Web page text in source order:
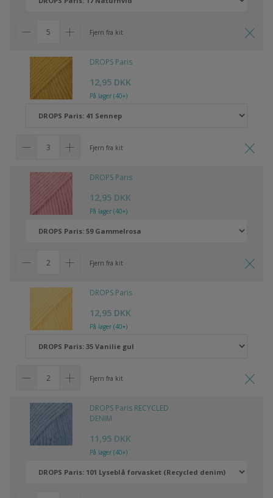
Fjern fra kit
DROPS Paris
12,95 DKK
På lager (40+)
Fjern fra kit
DROPS Paris
12,95 DKK
På lager (40+)
Fjern fra kit
DROPS Paris
12,95 DKK
På lager (40+)
Fjern fra kit
DROPS Paris RECYCLED
DENIM
11,95 DKK
På lager (40+)